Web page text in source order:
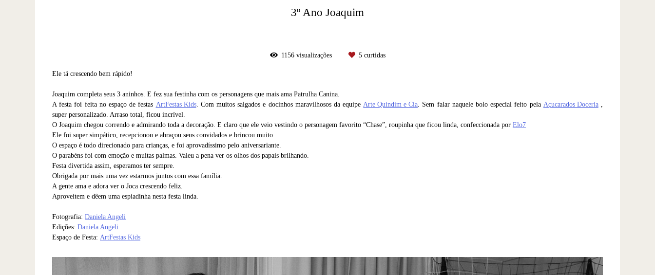
3º Ano Joaquim
1156visualizações 5curtidas
Ele tá crescendo bem rápido!
Joaquim completa seus 3 aninhos. E fez sua festinha com os personagens que mais ama Patrulha Canina.
A festa foi feita no espaço de festas ArtFestas Kids. Com muitos salgados e docinhos maravilhosos da equipe Arte Quindim e Cia . Sem falar naquele bolo especial feito pela Açucarados Doceria,
super personalizado. Arraso total, ficou incrível.
O Joaquim chegou correndo e admirando toda a decoração. E claro que ele veio vestindo o personagem favorito “Chase”, roupinha que ficou linda, confeccionada por Elo7
Ele foi super simpático, recepcionou e abraçou seus convidados e brincou muito.
O espaço é todo direcionado para crianças, e foi aprovadíssimo pelo aniversariante.
O parabéns foi com emoção e muitas palmas. Valeu a pena ver os olhos dos papais brilhando.
Festa divertida assim, esperamos ter sempre.
Obrigada por mais uma vez estarmos juntos com essa família.
A gente ama e adora ver o Joca crescendo feliz.
Aproveitem e dêem uma espiadinha nesta festa linda.
Fotografia: Daniela Angeli
Edições: Daniela Angeli
Espaço de Festa: ArtFestas Kids